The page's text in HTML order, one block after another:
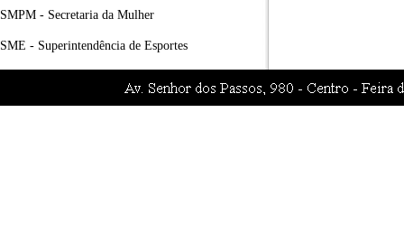
SMPM - Secretaria da Mulher
SME - Superintendência de Esportes